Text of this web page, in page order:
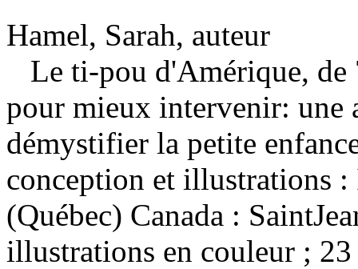
Hamel, Sarah, auteur
Le ti-pou d'Amérique, de
pour mieux intervenir: une
démystifier la petite
conception et illustrations
(Québec) Canada :
illustrations en couleur ;